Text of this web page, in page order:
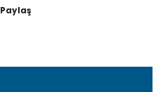
Paylaş